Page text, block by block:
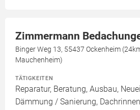
Zimmermann
Binger Weg 13, 55437 Ockenheim
Mauchenheim)
TÄTIGKEITEN
Reparatur, Beratung, Ausbau,
Dämmung / Sanierung,